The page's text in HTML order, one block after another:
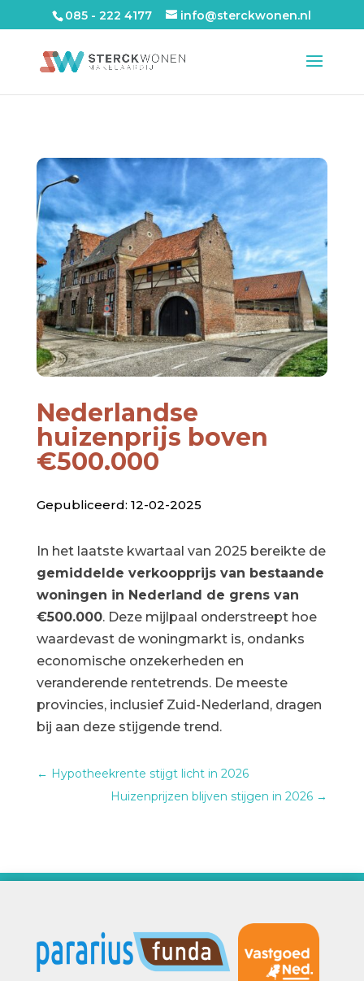
085 - 222 4177 info@sterckwonen.nl
Nederlandse
huizenprijs boven
€500.000
Gepubliceerd: 12-02-2025
In het laatste kwartaal van 2025 bereikte de
gemiddelde verkoopprijs van bestaande
woningen in Nederland de grens van
€500.000. Deze mijlpaal onderstreept hoe
waardevast de woningmarkt is, ondanks
economische onzekerheden en
veranderende rentetrends. De meeste
provincies, inclusief Zuid-Nederland, dragen
bij aan deze stijgende trend.
← Hypotheekrente stijgt licht in 2026
Huizenprijzen blijven stijgen in 2026 →